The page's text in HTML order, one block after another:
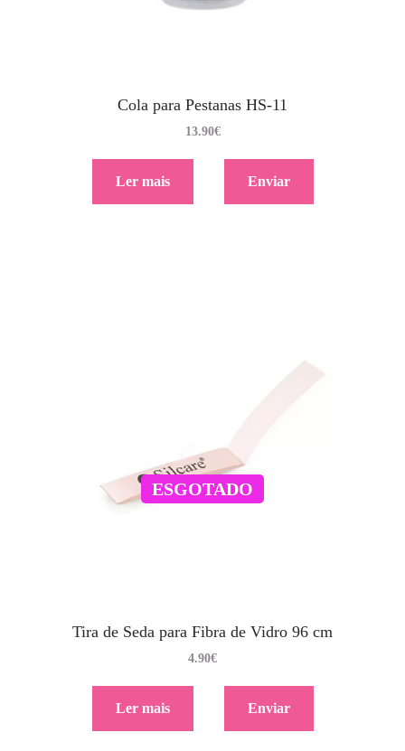
Cola para Pestanas HS-11
13.90€
Ler mais Enviar
ESGOTADO
Tira de Seda para Fibra de Vidro 96 cm
4.90€
Ler mais Enviar